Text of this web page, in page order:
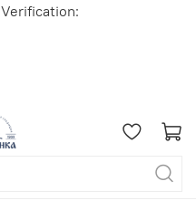
Verification: